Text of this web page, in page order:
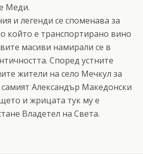
Меди.
и легенди се споменава за
който е транспортирано вино
масиви намирали се в
Според устните
жители на село Мечкул за
Александър Македонски
и жрицата тук му е
Владетел на Света.